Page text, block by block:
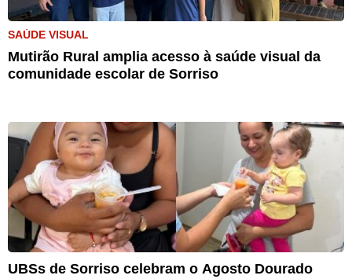
SAÚDE VISUAL
Mutirão Rural amplia acesso à saúde visual da
comunidade escolar de Sorriso
UBSs de Sorriso celebram o Agosto Dourado